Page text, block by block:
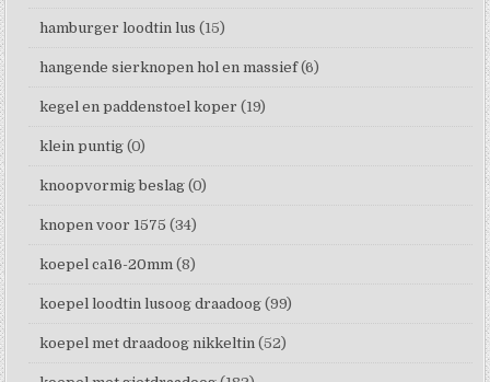
hamburger loodtin lus (15)
hangende sierknopen hol en massief (6)
kegel en paddenstoel koper (19)
klein puntig (0)
knoopvormig beslag (0)
knopen voor 1575 (34)
koepel ca16-20mm (8)
koepel loodtin lusoog draadoog (99)
koepel met draadoog nikkeltin (52)